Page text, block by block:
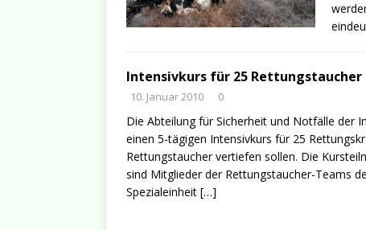
Intensivkurs für 25 Rettungstaucher
10. Januar 2010 0
Die Abteilung für Sicherheit und Notfälle der
einen 5-tägigen Intensivkurs für 25
Rettungstaucher vertiefen sollen. Die
sind Mitglieder der Rettungstaucher-Teams
Spezialeinheit […]